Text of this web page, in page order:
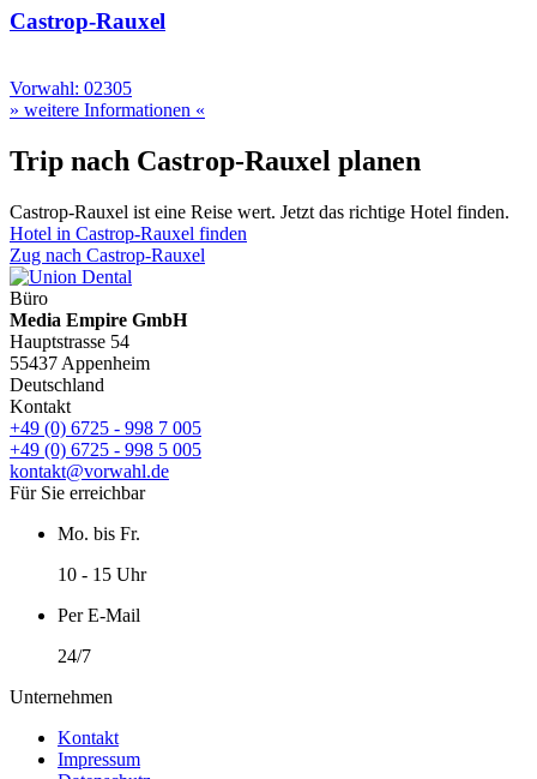
Castrop-Rauxel
Vorwahl: 02305
» weitere Informationen «
Trip nach Castrop-Rauxel planen
Castrop-Rauxel ist eine Reise wert. Jetzt das richtige Hotel finden.
Hotel in Castrop-Rauxel finden
Zug nach Castrop-Rauxel
Büro
Media Empire GmbH
Hauptstrasse 54
55437 Appenheim
Deutschland
Kontakt
+49 (0) 6725 - 998 7 005
+49 (0) 6725 - 998 5 005
kontakt@vorwahl.de
Für Sie erreichbar
Mo. bis Fr.
10 - 15 Uhr
Per E-Mail
24/7
Unternehmen
Kontakt
Impressum